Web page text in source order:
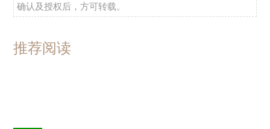
确认及授权后，方可转载。
推荐阅读